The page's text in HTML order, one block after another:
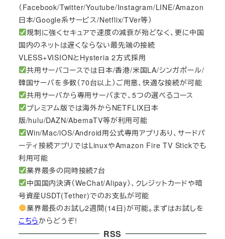
（Facebook/Twitter/Youtube/Instagram/LINE/Amazon
日本/Google系サービス/Netflix/TVer等）
規制に強くセキュアで速度の減衰が殆どなく、更に中国
国内のネットは遅くならない最先端の接続
VLESS+VISIONとHysteria 2方式採用
共用サーバコースでは日本/香港/米国LA/シンガポール/
韓国サーバを多数（70台以上）ご用意、快適な接続が可能
共用サーバから専用サーバまで、5つの選べるコース
プレミアム版では海外からNETFLIX日本
版/hulu/DAZN/AbemaTV等が利用可能
Win/Mac/iOS/Android用公式専用アプリあり、サードパ
ーティ接続アプリではLinuxやAmazon Fire TV Stickでも
利用可能
業界最多の同時接続7台
中国国内決済（WeChat/Alipay）、クレジットカードや暗
号資産USDT(Tether)でのお支払が可能
業界最長のお試し2週間(14日)が可能。まずはお試しを
こちらからどうぞ!
RSS